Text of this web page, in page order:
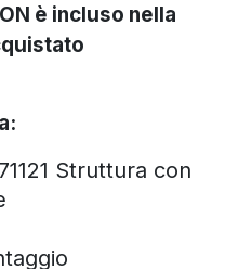
è incluso nella
Struttura con